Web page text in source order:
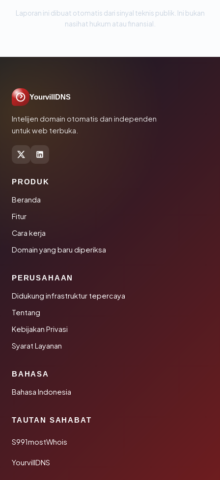
Laporan ini dibuat otomatis dari sinyal teknis publik. Ini bukan
nasihat hukum atau finansial.
YourvillDNS
Intelijen domain otomatis dan independen
untuk web terbuka.
PRODUK
Beranda
Fitur
Cara kerja
Domain yang baru diperiksa
PERUSAHAAN
Didukung infrastruktur tepercaya
Tentang
Kebijakan Privasi
Syarat Layanan
BAHASA
Bahasa Indonesia
TAUTAN SAHABAT
S991mostWhois
YourvillDNS